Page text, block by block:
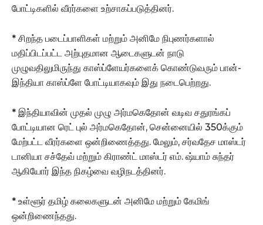
போட்டிகளில் வீரர்களை உற்சாகப்படுத்தினர்.
* சிறந்த படைப்பாளிகள் மற்றும் அனிமே நிபுணர்களால்
மதிப்பிடப்பட்ட அற்புதமான ஆடைகளுடன் நாடு
முழுவதிலுமிருந்து காஸ்ப்ளேயர்களைக் கொண்டுவரும் பான்-
இந்தியா காஸ்ப்ளே போட்டியாகவும் இது நடைபெற்றது.
* இந்தியாவின் முதல் முழு அர்மகெதோன் வடிவ சதுரங்கப்
போட்டியான ரெட் புல் அர்மகெதோன், சென்னையில் 350க்கும்
மேற்பட்ட வீரர்களை ஒன்றிணைத்தது. மேலும், சர்வதேச மாஸ்டர்
டானியா சச்தேவ் மற்றும் கிராண்ட் மாஸ்டர் எம். ஷ்யாம் சுந்தர்
ஆகியோர் இந்த நிகழ்வை வழிநடத்தினர்.
* உள்ளூர் தமிழ் கலைகளுடன் அனிமே மற்றும் கேமிங்
ஒன்றிணைந்தது.